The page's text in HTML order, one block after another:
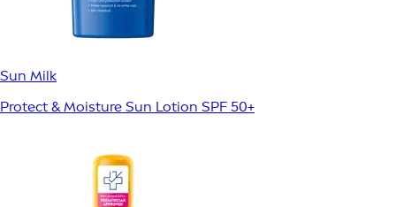
Sun Milk
Protect & Moisture Sun Lotion SPF 50+